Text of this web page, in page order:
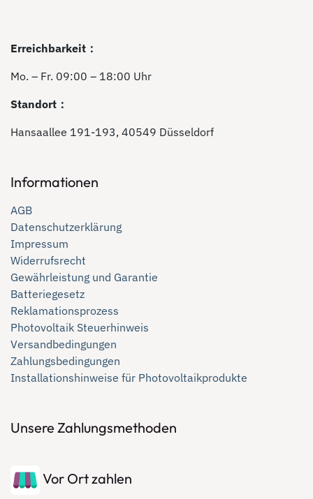
Erreichbarkeit：
Mo. – Fr. 09:00 – 18:00 Uhr
Standort：
Hansaallee 191-193, 40549 Düsseldorf
Informationen
AGB
Datenschutzerklärung
Impressum
Widerrufsrecht
Gewährleistung und Garantie
Batteriegesetz
Reklamationsprozess
Photovoltaik Steuerhinweis
Versandbedingungen
Zahlungsbedingungen
Installationshinweise für Photovoltaikprodukte
Unsere Zahlungsmethoden
Vor Ort zahlen